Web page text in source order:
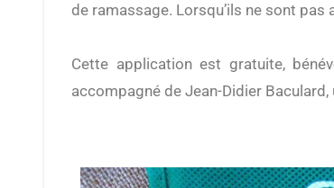
de ramassage. Lorsqu’ils ne sont
Cette application est gratuite,
accompagné de Jean-Didier